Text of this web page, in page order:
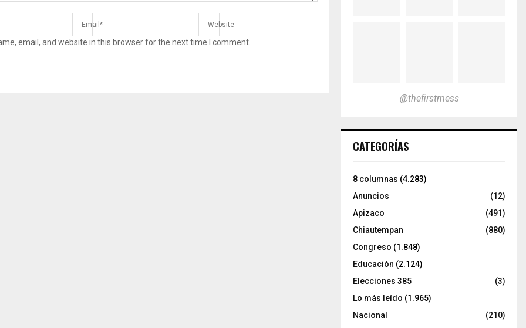
email, and website in this browser for the next time I comment.
@thefirstmess
CATEGORÍAS
8 columnas (4.283)
Anuncios
(12)
Apizaco
(491)
Chiautempan
(880)
Congreso (1.848)
Educación (2.124)
Elecciones 385
(3)
Lo más leído (1.965)
Nacional
(210)